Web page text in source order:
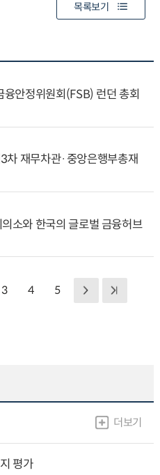
목록보기
안정위원회(FSB) 런던 총회
재무차관·중앙은행부총재
소와 한국의 글로벌 금융허브
3 4 5
더보기
평가